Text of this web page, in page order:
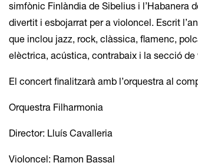
simfònic Finlàndia de Sibelius i l’Habanera
divertit i esbojarrat per a violoncel. Escrit
que inclou jazz, rock, clàssica, flamenc,
elèctrica, acústica, contrabaix i la secció de
El concert finalitzarà amb l’orquestra al
Orquestra Filharmonia
Director: Lluís Cavalleria
Violoncel: Ramon Bassal